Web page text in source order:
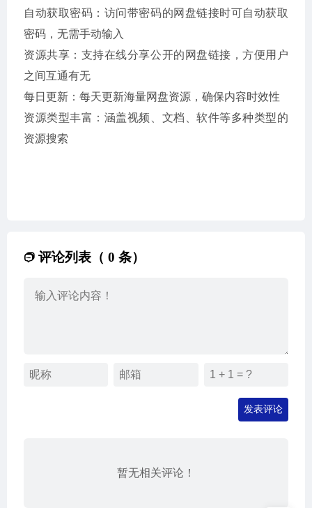
自动获取密码：访问带密码的网盘链接时可自动获取
密码，无需手动输入
资源共享：支持在线分享公开的网盘链接，方便用户
之间互通有无
每日更新：每天更新海量网盘资源，确保内容时效性
资源类型丰富：涵盖视频、文档、软件等多种类型的
资源搜索
评论列表（ 0 条）
发表评论
暂无相关评论！